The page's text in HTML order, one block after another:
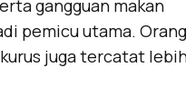
gangguan makan
pemicu utama. Orang
juga tercatat